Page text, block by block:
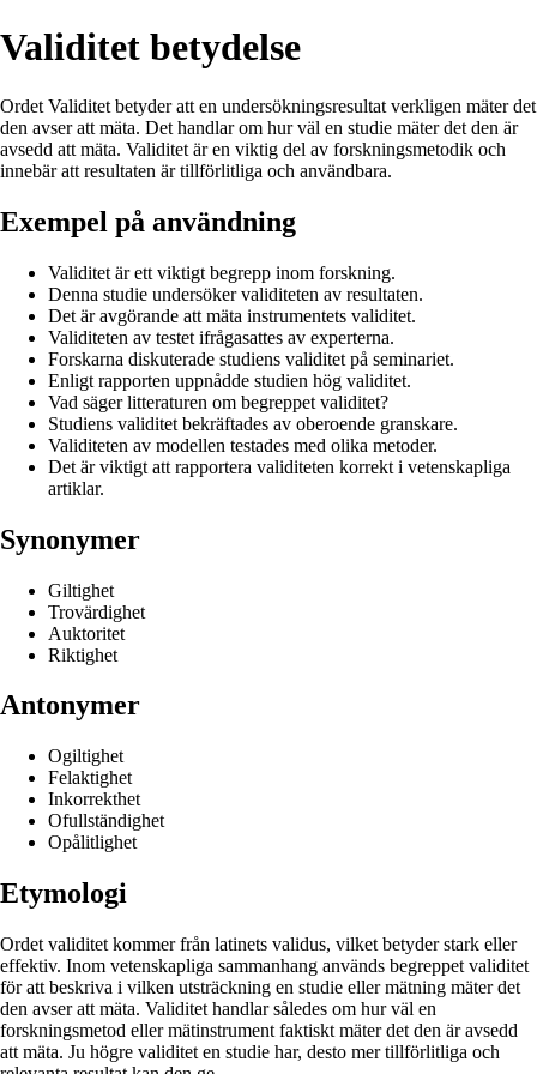
Validitet betydelse
Ordet Validitet betyder att en undersökningsresultat verkligen mäter det
den avser att mäta. Det handlar om hur väl en studie mäter det den är
avsedd att mäta. Validitet är en viktig del av forskningsmetodik och
innebär att resultaten är tillförlitliga och användbara.
Exempel på användning
Validitet är ett viktigt begrepp inom forskning.
Denna studie undersöker validiteten av resultaten.
Det är avgörande att mäta instrumentets validitet.
Validiteten av testet ifrågasattes av experterna.
Forskarna diskuterade studiens validitet på seminariet.
Enligt rapporten uppnådde studien hög validitet.
Vad säger litteraturen om begreppet validitet?
Studiens validitet bekräftades av oberoende granskare.
Validiteten av modellen testades med olika metoder.
Det är viktigt att rapportera validiteten korrekt i vetenskapliga
artiklar.
Synonymer
Giltighet
Trovärdighet
Auktoritet
Riktighet
Antonymer
Ogiltighet
Felaktighet
Inkorrekthet
Ofullständighet
Opålitlighet
Etymologi
Ordet validitet kommer från latinets validus, vilket betyder stark eller
effektiv. Inom vetenskapliga sammanhang används begreppet validitet
för att beskriva i vilken utsträckning en studie eller mätning mäter det
den avser att mäta. Validitet handlar således om hur väl en
forskningsmetod eller mätinstrument faktiskt mäter det den är avsedd
att mäta. Ju högre validitet en studie har, desto mer tillförlitliga och